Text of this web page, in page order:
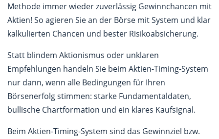
Methode immer wieder zuverlässig Gewinnchancen mit
Aktien! So agieren Sie an der Börse mit System und klar
kalkulierten Chancen und bester Risikoabsicherung.
Statt blindem Aktionismus oder unklaren
Empfehlungen handeln Sie beim Aktien-Timing-System
nur dann, wenn alle Bedingungen für Ihren
Börsenerfolg stimmen: starke Fundamentaldaten,
bullische Chartformation und ein klares Kaufsignal.
Beim Aktien-Timing-System sind das Gewinnziel bzw.